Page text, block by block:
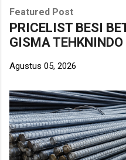
Featured Post
PRICELIST BESI
GISMA TEHKNINDO
Agustus 05, 2026